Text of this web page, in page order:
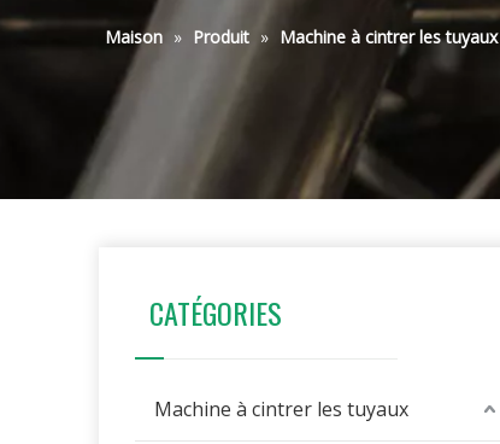
Maison » Produit » Machine à cintrer les tuyaux
CATÉGORIES
Machine à cintrer les tuyaux